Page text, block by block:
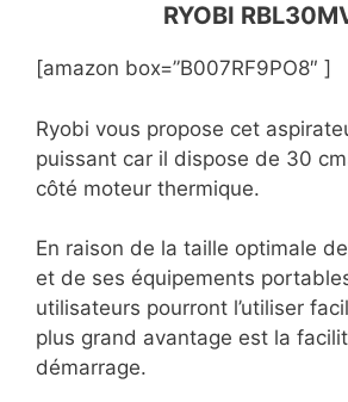
RYOBI
[amazon box=”B007RF9PO8″ ]
Ryobi vous propose cet
puissant car il dispose de 30
côté moteur thermique.
En raison de la taille optimale
et de ses équipements
utilisateurs pourront l’utiliser
plus grand avantage est la
démarrage.